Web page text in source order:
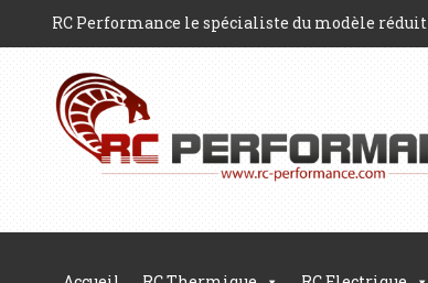
RC Performance le spécialiste du modèle réduit